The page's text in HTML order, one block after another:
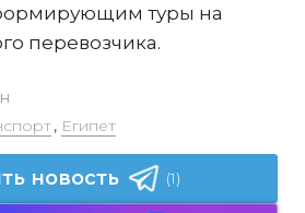
туры на
перевозчика.
, Египет
новость (1)